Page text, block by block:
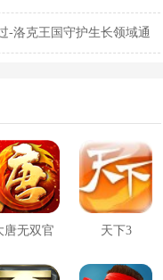
-洛克王国守护生长领域通
唐无双官 天下3